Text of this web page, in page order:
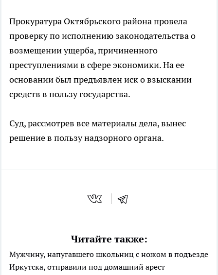
Прокуратура Октябрьского района провела
проверку по исполнению законодательства о
возмещении ущерба, причиненного
преступлениями в сфере экономики. На ее
основании был предъявлен иск о взыскании
средств в пользу государства.
Суд, рассмотрев все материалы дела, вынес
решение в пользу надзорного органа.
Читайте также:
Мужчину, напугавшего школьниц с ножом в подъезде
Иркутска, отправили под домашний арест